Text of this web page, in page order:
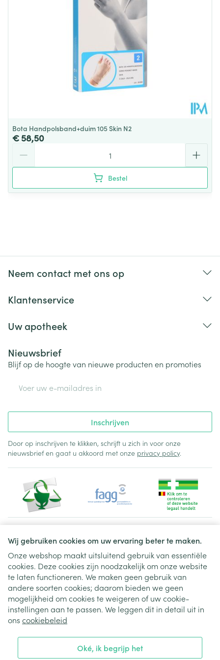
Wij gebruiken cookies om uw ervaring beter te maken.
Onze webshop maakt uitsluitend gebruik van essentiële
cookies. Deze cookies zijn noodzakelijk om onze website
te laten functioneren. We maken geen gebruik van
andere soorten cookies; daarom bieden we geen
mogelijkheid om cookies te weigeren of uw cookie-
instellingen aan te passen. We leggen dit in detail uit in
ons cookiebeleid
Oké, ik begrijp het
Kamertemperatuur (15°C - 25°C)
Bota Handpolsband+duim 105 Skin N2
€ 58,50
Bestel
Neem contact met ons op
Klantenservice
Uw apotheek
Nieuwsbrief
Blijf op de hoogte van nieuwe producten en promoties
Inschrijven
Door op inschrijven te klikken, schrijft u zich in voor onze
nieuwsbrief en gaat u akkoord met onze privacy policy.
Juridische links